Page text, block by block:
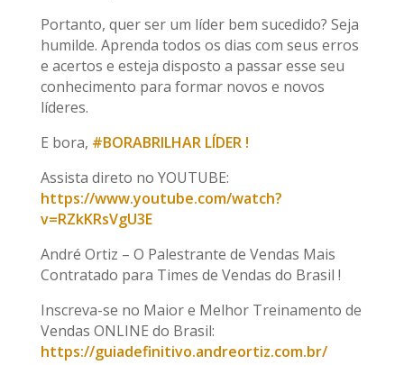
Portanto, quer ser um líder bem sucedido? Seja
humilde. Aprenda todos os dias com seus erros
e acertos e esteja disposto a passar esse seu
conhecimento para formar novos e novos
líderes.
E bora, #BORABRILHAR LÍDER !
Assista direto no YOUTUBE:
https://www.youtube.com/watch?
v=RZkKRsVgU3E
André Ortiz – O Palestrante de Vendas Mais
Contratado para Times de Vendas do Brasil !
Inscreva-se no Maior e Melhor Treinamento de
Vendas ONLINE do Brasil:
https://guiadefinitivo.andreortiz.com.br/